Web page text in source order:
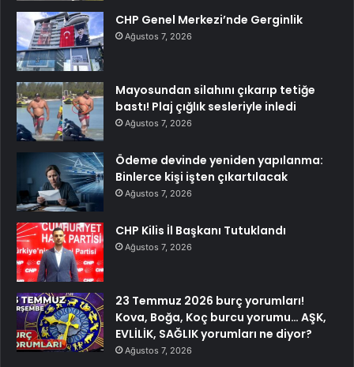
CHP Genel Merkezi’nde Gerginlik
Ağustos 7, 2026
Mayosundan silahını çıkarıp tetiğe
bastı! Plaj çığlık sesleriyle inledi
Ağustos 7, 2026
Ödeme devinde yeniden yapılanma:
Binlerce kişi işten çıkartılacak
Ağustos 7, 2026
CHP Kilis İl Başkanı Tutuklandı
Ağustos 7, 2026
23 Temmuz 2026 burç yorumları!
Kova, Boğa, Koç burcu yorumu… AŞK,
EVLİLİK, SAĞLIK yorumları ne diyor?
Ağustos 7, 2026